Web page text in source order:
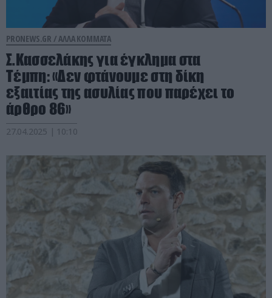
PRONEWS.GR / ΑΛΛΑ ΚΟΜΜΑΤΑ
Σ.Κασσελάκης για έγκλημα στα
Τέμπη: «Δεν φτάνουμε στη δίκη
εξαιτίας της ασυλίας που παρέχει το
άρθρο 86»
27.04.2025 | 10:10